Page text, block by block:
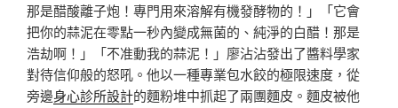
那是醋酸離子炮！專門用來溶解有機發酵物的！」「它會
把你的蒜泥在零點一秒內變成無菌的、純淨的白醋！那是
浩劫啊！」「不准動我的蒜泥！」廖沾沾發出了醬料學家
對待信仰般的怒吼。他以一種專業包水餃的極限速度，從
旁邊身心診所設計的麵粉堆中抓起了兩團麵皮。麵皮被他